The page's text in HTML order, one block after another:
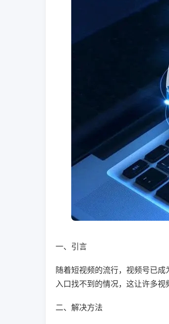
一、引言
随着短视频的流行，视频号已
入口找不到的情况，这让许多视
二、解决方法